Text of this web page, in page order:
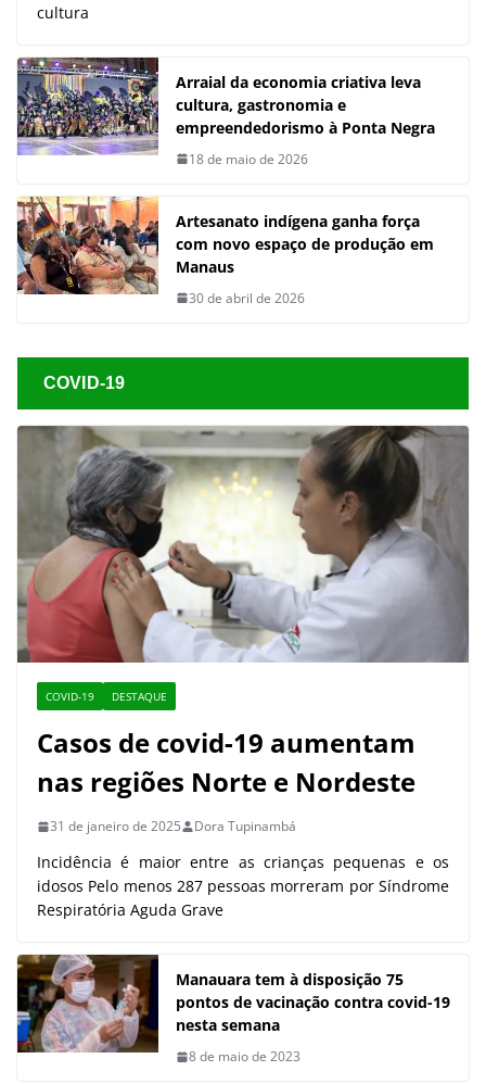
cultura
Arraial da economia criativa leva
cultura, gastronomia e
empreendedorismo à Ponta Negra
18 de maio de 2026
Artesanato indígena ganha força
com novo espaço de produção em
Manaus
30 de abril de 2026
COVID-19
COVID-19 DESTAQUE
Casos de covid-19 aumentam
nas regiões Norte e Nordeste
31 de janeiro de 2025 Dora Tupinambá
Incidência é maior entre as crianças pequenas e os
idosos Pelo menos 287 pessoas morreram por Síndrome
Respiratória Aguda Grave
Manauara tem à disposição 75
pontos de vacinação contra covid-19
nesta semana
8 de maio de 2023